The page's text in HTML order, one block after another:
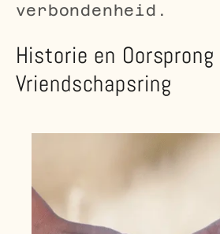
verbondenheid.
Historie en
Vriendschapsring